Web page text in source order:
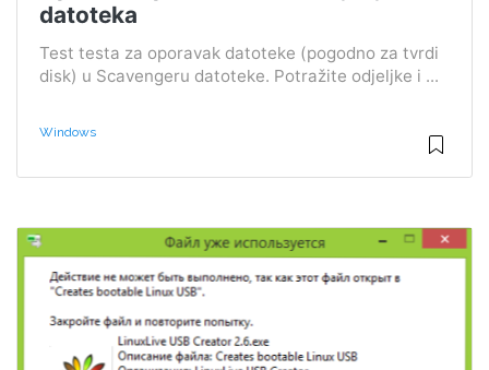
datoteka
Test testa za oporavak datoteke (pogodno za tvrdi
disk) u Scavengeru datoteke. Potražite odjeljke i ...
Windows